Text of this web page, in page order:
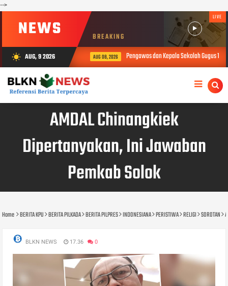
-->
NEWS BREAKING
LIVE
wb_sunny AUG, 9 2026 AUG 08, 2026 Pengawas dan Kepala Sekolah Gugus 1
AMDAL Chinangkiek
Dipertanyakan, Ini Jawaban
Pemkab Solok
Home BERITA KPU BERITA PILKADA BERITA PILPRES INDONESIANA PERISTIWA RELIGI SOROTAN
BLKN NEWS 17.36 0